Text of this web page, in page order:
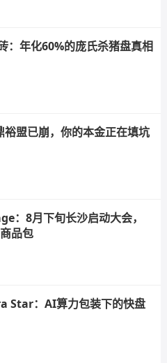
：年化60%的庞氏杀猪盘真相
盟已崩，你的本金正在填坑
：8月下旬长沙启动大会，
品包
Star：AI算力包装下的快盘